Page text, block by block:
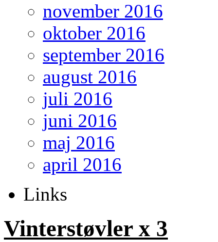
november 2016
oktober 2016
september 2016
august 2016
juli 2016
juni 2016
maj 2016
april 2016
Links
Vinterstøvler x 3